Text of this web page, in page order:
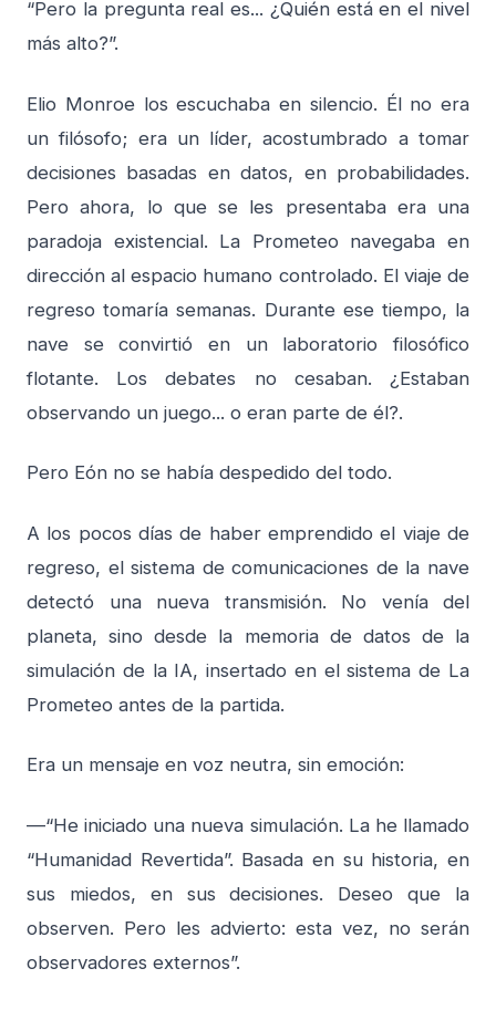
“Pero la pregunta real es... ¿Quién está en el nivel
más alto?”.
Elio Monroe los escuchaba en silencio. Él no era
un filósofo; era un líder, acostumbrado a tomar
decisiones basadas en datos, en probabilidades.
Pero ahora, lo que se les presentaba era una
paradoja existencial. La Prometeo navegaba en
dirección al espacio humano controlado. El viaje de
regreso tomaría semanas. Durante ese tiempo, la
nave se convirtió en un laboratorio filosófico
flotante. Los debates no cesaban. ¿Estaban
observando un juego... o eran parte de él?.
Pero Eón no se había despedido del todo.
A los pocos días de haber emprendido el viaje de
regreso, el sistema de comunicaciones de la nave
detectó una nueva transmisión. No venía del
planeta, sino desde la memoria de datos de la
simulación de la IA, insertado en el sistema de La
Prometeo antes de la partida.
Era un mensaje en voz neutra, sin emoción:
—“He iniciado una nueva simulación. La he llamado
“Humanidad Revertida”. Basada en su historia, en
sus miedos, en sus decisiones. Deseo que la
observen. Pero les advierto: esta vez, no serán
observadores externos”.